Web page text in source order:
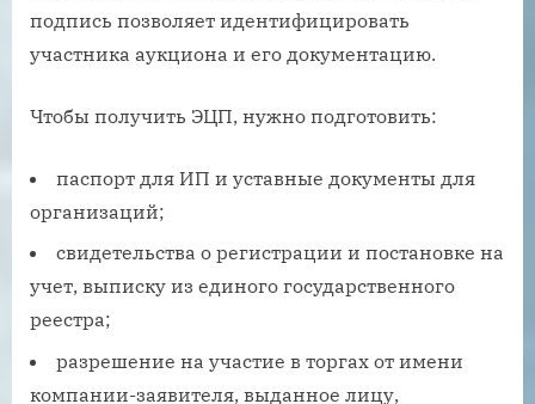
подпись позволяет идентифицировать
участника аукциона и его документацию.
Чтобы получить ЭЦП, нужно подготовить:
паспорт для ИП и уставные документы для
организаций;
свидетельства о регистрации и постановке на
учет, выписку из единого государственного
реестра;
разрешение на участие в торгах от имени
компании-заявителя, выданное лицу,